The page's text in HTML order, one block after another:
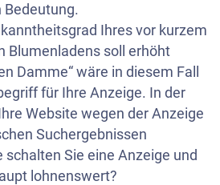
Ihres vor kurzem
Blumenladens soll erhöht
Damme“ wäre in diesem Fall
für Ihre Anzeige. In der
Website wegen der Anzeige
Suchergebnissen
Sie eine Anzeige und
lohnenswert?